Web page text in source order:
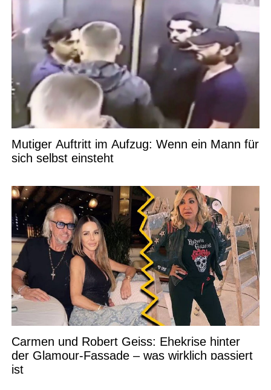
Mutiger Auftritt im Aufzug: Wenn ein Mann für
sich selbst einsteht
Carmen und Robert Geiss: Ehekrise hinter
der Glamour-Fassade – was wirklich passiert
ist